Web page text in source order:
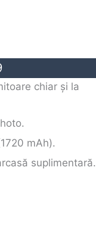
chiar și la
mAh).
suplimentară.